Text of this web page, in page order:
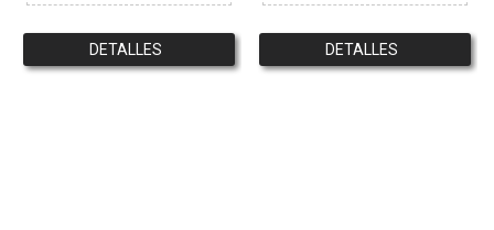
DETALLES DETALLES